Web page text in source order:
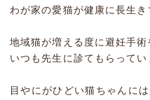
わが家の愛猫が健康に長生
地域猫が増える度に避妊手
いつも先生に診てもらってい
目やにがひどい猫ちゃんに